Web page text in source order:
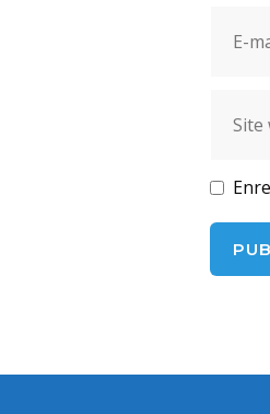
mail
web